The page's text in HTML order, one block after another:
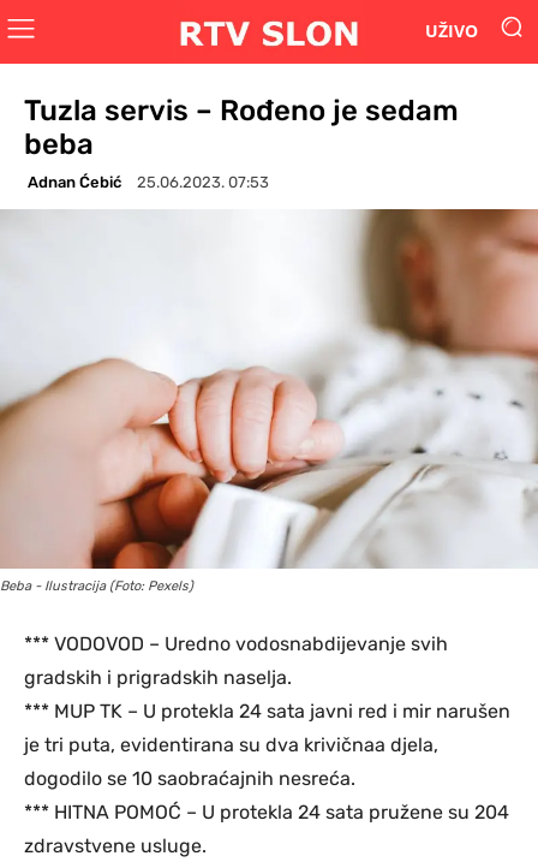
UŽIVO
Tuzla servis – Rođeno je sedam
beba
Adnan Ćebić 25.06.2023. 07:53
Beba - Ilustracija (Foto: Pexels)
*** VODOVOD – Uredno vodosnabdijevanje svih
gradskih i prigradskih naselja.
*** MUP TK – U protekla 24 sata javni red i mir narušen
je tri puta, evidentirana su dva krivičnaa djela,
dogodilo se 10 saobraćajnih nesreća.
*** HITNA POMOĆ – U protekla 24 sata pružene su 204
zdravstvene usluge.